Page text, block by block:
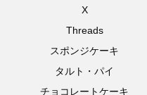
X
Threads
スポンジケーキ
タルト・パイ
チョコレートケーキ